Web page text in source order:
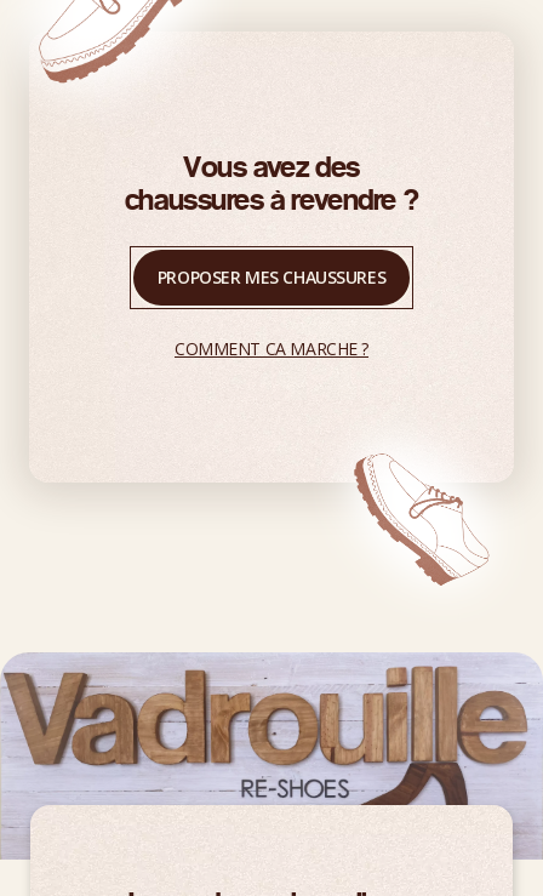
Vous avez des
chaussures à revendre ?
PROPOSER MES CHAUSSURES
COMMENT CA MARCHE ?